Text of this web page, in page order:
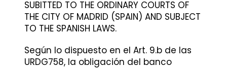
SUBITTED TO THE ORDINARY COURTS OF
THE CITY OF MADRID (SPAIN) AND SUBJECT
TO THE SPANISH LAWS.
Según lo dispuesto en el Art. 9.b de las
URDG758, la obligación del banco